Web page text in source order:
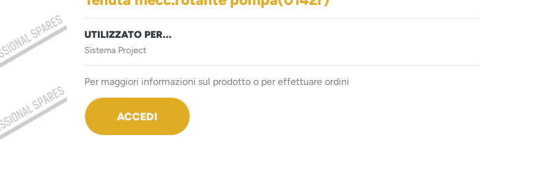
UTILIZZATO PER...
Sistema Project
Per maggiori informazioni sul prodotto o per effettuare ordini
ACCEDI